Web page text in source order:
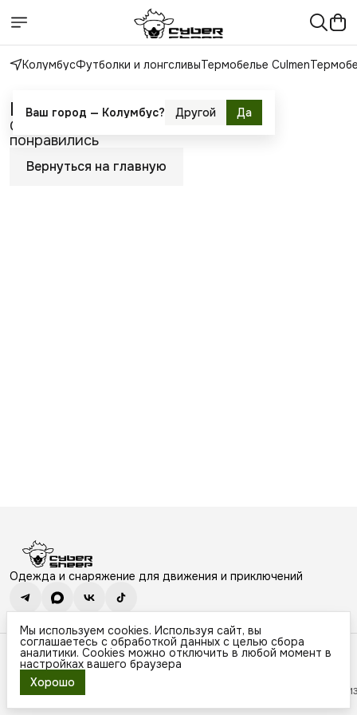
КолумбусФутболки и лонгсливыТермобелье Culmen
В избранном пока пусто
Сохраняйте здесь товары, которые
понравились
Вернуться на главную
Одежда и снаряжение для движения и приключений
Контакты и поддержка
Режим работы
ПН-ВС: 10.30-19.30
Эл. почта
© ИП Лепескина Д.Д.
Мы используем cookies. Используя сайт, вы
соглашаетесь с обработкой данных с целью сбора
аналитики. Cookies можно отключить в любой момент в
настройках вашего браузера
Хорошо
Ваш город — Колумбус? Другой Да